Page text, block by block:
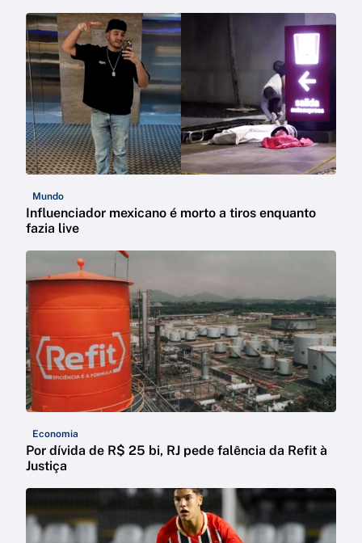
Mundo
Influenciador mexicano é morto a tiros enquanto
fazia live
Economia
Por dívida de R$ 25 bi, RJ pede falência da Refit à
Justiça